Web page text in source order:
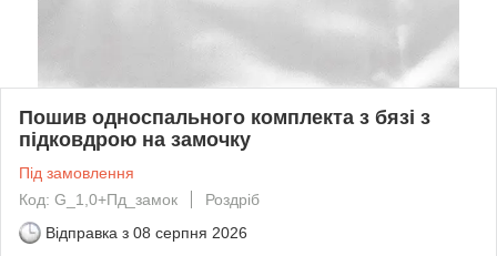
Пошив односпального комплекта з бязі з
підковдрою на замочку
Під замовлення
Код: G_1,0+Пд_замок
Роздріб
Відправка з 08 серпня 2026